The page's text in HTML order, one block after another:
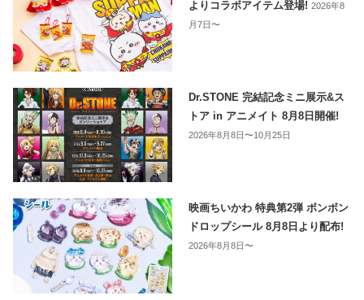
よりコラボアイテム登場!2026年8
月7日〜
Dr.STONE 完結記念ミニ展示&ス
トア in アニメイト 8月8日開催!
2026年8月8日〜10月25日
映画ちいかわ 特典第2弾 ボンボン
ドロップシール 8月8日より配布!
2026年8月8日〜